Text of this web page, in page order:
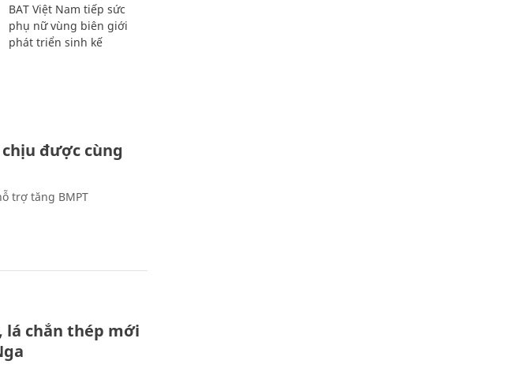
BAT Việt Nam tiếp sức
phụ nữ vùng biên giới
phát triển sinh kế
được cùng
trợ tăng BMPT
lá chắn thép mới